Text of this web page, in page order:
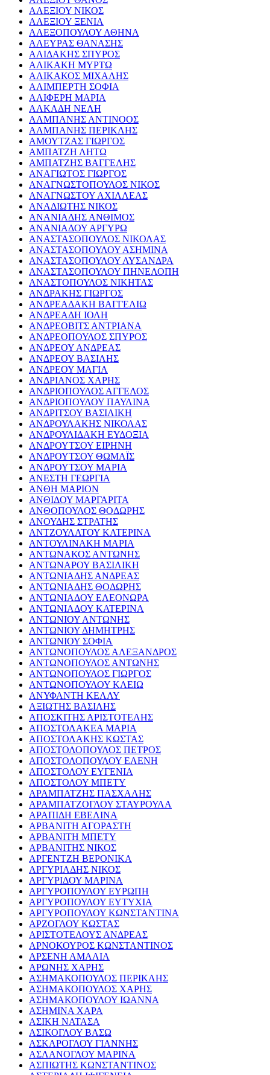
ΑΛΕΞΙΟΥ ΝΙΚΟΣ
ΑΛΕΞΙΟΥ ΞΕΝΙΑ
ΑΛΕΞΟΠΟΥΛΟΥ ΑΘΗΝΑ
ΑΛΕΥΡΑΣ ΘΑΝΑΣΗΣ
ΑΛΙΔΑΚΗΣ ΣΠΥΡΟΣ
ΑΛΙΚΑΚΗ ΜΥΡΤΩ
ΑΛΙΚΑΚΟΣ ΜΙΧΑΛΗΣ
ΑΛΙΜΠΕΡΤΗ ΣΟΦΙΑ
ΑΛΙΦΕΡΗ ΜΑΡΙΑ
ΑΛΚΑΔΗ ΝΕΛΗ
ΑΛΜΠΑΝΗΣ ΑΝΤΙΝΟΟΣ
ΑΛΜΠΑΝΗΣ ΠΕΡΙΚΛΗΣ
ΑΜΟΥΤΖΑΣ ΓΙΩΡΓΟΣ
ΑΜΠΑΤΖΗ ΛΗΤΩ
ΑΜΠΑΤΖΗΣ ΒΑΓΓΕΛΗΣ
ΑΝΑΓΙΩΤΟΣ ΓΙΩΡΓΟΣ
ΑΝΑΓΝΩΣΤΟΠΟΥΛΟΣ ΝΙΚΟΣ
ΑΝΑΓΝΩΣΤΟΥ ΑΧΙΛΛΕΑΣ
ΑΝΑΔΙΩΤΗΣ ΝΙΚΟΣ
ΑΝΑΝΙΑΔΗΣ ΑΝΘΙΜΟΣ
ΑΝΑΝΙΑΔΟΥ ΑΡΓΥΡΩ
ΑΝΑΣΤΑΣΟΠΟΥΛΟΣ ΝΙΚΟΛΑΣ
ΑΝΑΣΤΑΣΟΠΟΥΛΟΥ ΑΣΗΜΙΝΑ
ΑΝΑΣΤΑΣΟΠΟΥΛΟΥ ΛΥΣΑΝΔΡΑ
ΑΝΑΣΤΑΣΟΠΟΥΛΟΥ ΠΗΝΕΛΟΠΗ
ΑΝΑΣΤΟΠΟΥΛΟΣ ΝΙΚΗΤΑΣ
ΑΝΔΡΑΚΗΣ ΓΙΩΡΓΟΣ
ΑΝΔΡΕΑΔΑΚΗ ΒΑΓΓΕΛΙΩ
ΑΝΔΡΕΑΔΗ ΙΟΛΗ
ΑΝΔΡΕΟΒΙΤΣ ΑΝΤΡΙΑΝΑ
ΑΝΔΡΕΟΠΟΥΛΟΣ ΣΠΥΡΟΣ
ΑΝΔΡΕΟΥ ΑΝΔΡΕΑΣ
ΑΝΔΡΕΟΥ ΒΑΣΙΛΗΣ
ΑΝΔΡΕΟΥ ΜΑΓΙΑ
ΑΝΔΡΙΑΝΟΣ ΧΑΡΗΣ
ΑΝΔΡΙΟΠΟΥΛΟΣ ΑΓΓΕΛΟΣ
ΑΝΔΡΙΟΠΟΥΛΟΥ ΠΑΥΛΙΝΑ
ΑΝΔΡΙΤΣΟΥ ΒΑΣΙΛΙΚΗ
ΑΝΔΡΟΥΛΑΚΗΣ ΝΙΚΟΛΑΣ
ΑΝΔΡΟΥΛΙΔΑΚΗ ΕΥΔΟΞΙΑ
ΑΝΔΡΟΥΤΣΟΥ ΕΙΡΗΝΗ
ΑΝΔΡΟΥΤΣΟΥ ΘΩΜΑΪΣ
ΑΝΔΡΟΥΤΣΟΥ ΜΑΡΙΑ
ΑΝΕΣΤΗ ΓΕΩΡΓΙΑ
ΑΝΘΗ ΜΑΡΙΟΝ
ΑΝΘΙΔΟΥ ΜΑΡΓΑΡΙΤΑ
ΑΝΘΟΠΟΥΛΟΣ ΘΟΔΩΡΗΣ
ΑΝΟΥΔΗΣ ΣΤΡΑΤΗΣ
ΑΝΤΖΟΥΛΑΤΟΥ ΚΑΤΕΡΙΝΑ
ΑΝΤΟΥΛΙΝΑΚΗ ΜΑΡΙΑ
ΑΝΤΩΝΑΚΟΣ ΑΝΤΩΝΗΣ
ΑΝΤΩΝΑΡΟΥ ΒΑΣΙΛΙΚΗ
ΑΝΤΩΝΙΑΔΗΣ ΑΝΔΡΕΑΣ
ΑΝΤΩΝΙΑΔΗΣ ΘΟΔΩΡΗΣ
ΑΝΤΩΝΙΑΔΟΥ ΕΛΕΟΝΩΡΑ
ΑΝΤΩΝΙΑΔΟΥ ΚΑΤΕΡΙΝΑ
ΑΝΤΩΝΙΟΥ ΑΝΤΩΝΗΣ
ΑΝΤΩΝΙΟΥ ΔΗΜΗΤΡΗΣ
ΑΝΤΩΝΙΟΥ ΣΟΦΙΑ
ΑΝΤΩΝΟΠΟΥΛΟΣ ΑΛΕΞΑΝΔΡΟΣ
ΑΝΤΩΝΟΠΟΥΛΟΣ ΑΝΤΩΝΗΣ
ΑΝΤΩΝΟΠΟΥΛΟΣ ΓΙΩΡΓΟΣ
ΑΝΤΩΝΟΠΟΥΛΟΥ ΚΛΕΙΩ
ΑΝΥΦΑΝΤΗ ΚΕΛΛΥ
ΑΞΙΩΤΗΣ ΒΑΣΙΛΗΣ
ΑΠΟΣΚΙΤΗΣ ΑΡΙΣΤΟΤΕΛΗΣ
ΑΠΟΣΤΟΛΑΚΕΑ ΜΑΡΙΑ
ΑΠΟΣΤΟΛΑΚΗΣ ΚΩΣΤΑΣ
ΑΠΟΣΤΟΛΟΠΟΥΛΟΣ ΠΕΤΡΟΣ
ΑΠΟΣΤΟΛΟΠΟΥΛΟΥ ΕΛΕΝΗ
ΑΠΟΣΤΟΛΟΥ ΕΥΓΕΝΙΑ
ΑΠΟΣΤΟΛΟΥ ΜΠΕΤΥ
ΑΡΑΜΠΑΤΖΗΣ ΠΑΣΧΑΛΗΣ
ΑΡΑΜΠΑΤΖΟΓΛΟΥ ΣΤΑΥΡΟΥΛΑ
ΑΡΑΠΙΔΗ ΕΒΕΛΙΝΑ
ΑΡΒΑΝΙΤΗ ΑΓΟΡΑΣΤΗ
ΑΡΒΑΝΙΤΗ ΜΠΕΤΥ
ΑΡΒΑΝΙΤΗΣ ΝΙΚΟΣ
ΑΡΓΕΝΤΖΗ ΒΕΡΟΝΙΚΑ
ΑΡΓΥΡΙΑΔΗΣ ΝΙΚΟΣ
ΑΡΓΥΡΙΔΟΥ ΜΑΡΙΝΑ
ΑΡΓΥΡΟΠΟΥΛΟΥ ΕΥΡΩΠΗ
ΑΡΓΥΡΟΠΟΥΛΟΥ ΕΥΤΥΧΙΑ
ΑΡΓΥΡΟΠΟΥΛΟΥ ΚΩΝΣΤΑΝΤΙΝΑ
ΑΡΖΟΓΛΟΥ ΚΩΣΤΑΣ
ΑΡΙΣΤΟΤΕΛΟΥΣ ΑΝΔΡΕΑΣ
ΑΡΝΟΚΟΥΡΟΣ ΚΩΝΣΤΑΝΤΙΝΟΣ
ΑΡΣΕΝΗ ΑΜΑΛΙΑ
ΑΡΩΝΗΣ ΧΑΡΗΣ
ΑΣΗΜΑΚΟΠΟΥΛΟΣ ΠΕΡΙΚΛΗΣ
ΑΣΗΜΑΚΟΠΟΥΛΟΣ ΧΑΡΗΣ
ΑΣΗΜΑΚΟΠΟΥΛΟΥ ΙΩΑΝΝΑ
ΑΣΗΜΙΝΑ ΧΑΡΑ
ΑΣΙΚΗ ΝΑΤΑΣΑ
ΑΣΙΚΟΓΛΟΥ ΒΑΣΩ
ΑΣΚΑΡΟΓΛΟΥ ΓΙΑΝΝΗΣ
ΑΣΛΑΝΟΓΛΟΥ ΜΑΡΙΝΑ
ΑΣΠΙΩΤΗΣ ΚΩΝΣΤΑΝΤΙΝΟΣ